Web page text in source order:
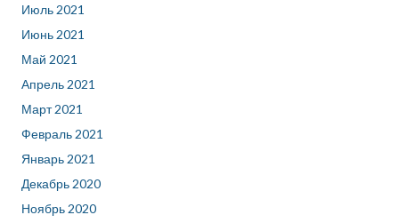
Июль 2021
Июнь 2021
Май 2021
Апрель 2021
Март 2021
Февраль 2021
Январь 2021
Декабрь 2020
Ноябрь 2020